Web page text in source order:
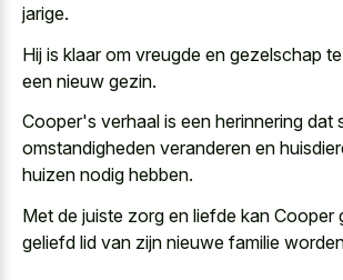
jarige.
Hij is klaar om vreugde en gezelschap
een nieuw gezin.
Cooper's verhaal is een herinnering dat
omstandigheden veranderen en
huizen nodig hebben.
Met de juiste zorg en liefde kan Cooper
geliefd lid van zijn nieuwe familie